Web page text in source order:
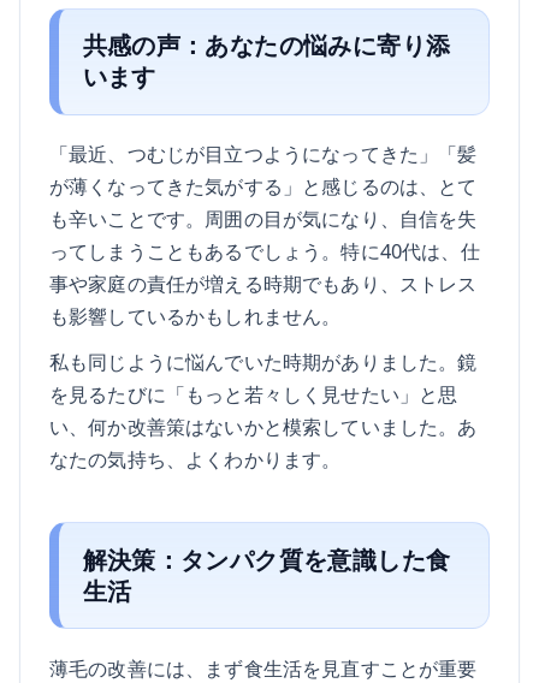
共感の声：あなたの悩みに寄り添
います
「最近、つむじが目立つようになってきた」「髪
が薄くなってきた気がする」と感じるのは、とて
も辛いことです。周囲の目が気になり、自信を失
ってしまうこともあるでしょう。特に40代は、仕
事や家庭の責任が増える時期でもあり、ストレス
も影響しているかもしれません。
私も同じように悩んでいた時期がありました。鏡
を見るたびに「もっと若々しく見せたい」と思
い、何か改善策はないかと模索していました。あ
なたの気持ち、よくわかります。
解決策：タンパク質を意識した食
生活
薄毛の改善には、まず食生活を見直すことが重要